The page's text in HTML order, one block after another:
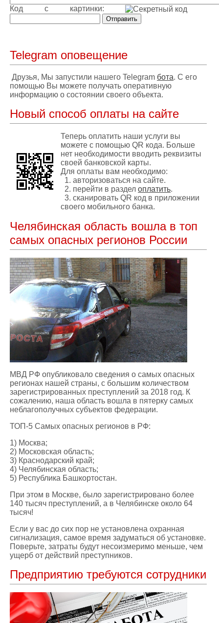
Код с картинки:
Telegram оповещение
Друзья, Мы запустили нашего Telegram бота. С его
помощью Вы можете получать оперативную
информацию о состоянии своего объекта.
Новый способ оплаты на сайте
Теперь оплатить наши услуги вы
можете c помощью QR кода. Больше
нет необходимости вводить реквизиты
своей банковской карты.
Для оплаты вам необходимо:
1. авторизоваться на сайте.
2. перейти в раздел оплатить.
3. сканировать QR код в приложении
своего мобильного банка.
Челябинская область вошла в топ
самых опасных регионов России
МВД РФ опубликовало сведения о самых опасных
регионах нашей страны, с большим количеством
зарегистрированных преступлений за 2018 год. К
сожалению, наша область вошла в пятерку самых
неблагополучных субъектов федерации.
ТОП-5 Самых опасных регионов в РФ:
1) Москва;
2) Московская область;
3) Краснодарский край;
4) Челябинская область;
5) Республика Башкортостан.
При этом в Москве, было зарегистрировано более
140 тысяч преступлений, а в Челябинске около 64
тысяч!
Если у вас до сих пор не установлена охранная
сигнализация, самое время задуматься об установке.
Поверьте, затраты будут несоизмеримо меньше, чем
ущерб от действий преступников.
Предприятию требуются сотрудники